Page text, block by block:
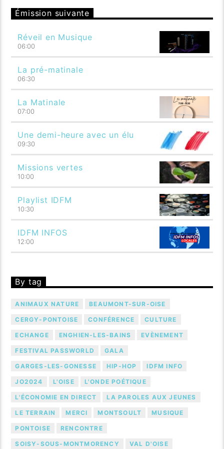
Émission suivante
Réveil en Musique
06:00
La pré-matinale
06:30
La Matinale
07:00
Une demi-heure avec un élu
09:30
Missions vertes
10:00
Playlist IDFM
10:30
IDFM INFOS
12:00
By tag
ANIMAUX NATURE BEAUMONT-SUR-OISE
CERGY-PONTOISE CONFÉRENCE CULTURE
ECHANGE ENGHIEN-LES-BAINS EVÈNEMENT
FESTIVAL PASSWORLD GALA
GARGES-LES-GONESSE HIP-HOP IDFM INFO
JO2024 L'OISE L'ONDE POÉTIQUE
L'ÉCONOMIE EN DIRECT LA PAROLES AUX JEUNES
LE TERRAIN MERCI MONTSOULT MUSIQUE
PONTOISE RENCONTRE
SOISY-SOUS-MONTMORENCY VAL D'OISE